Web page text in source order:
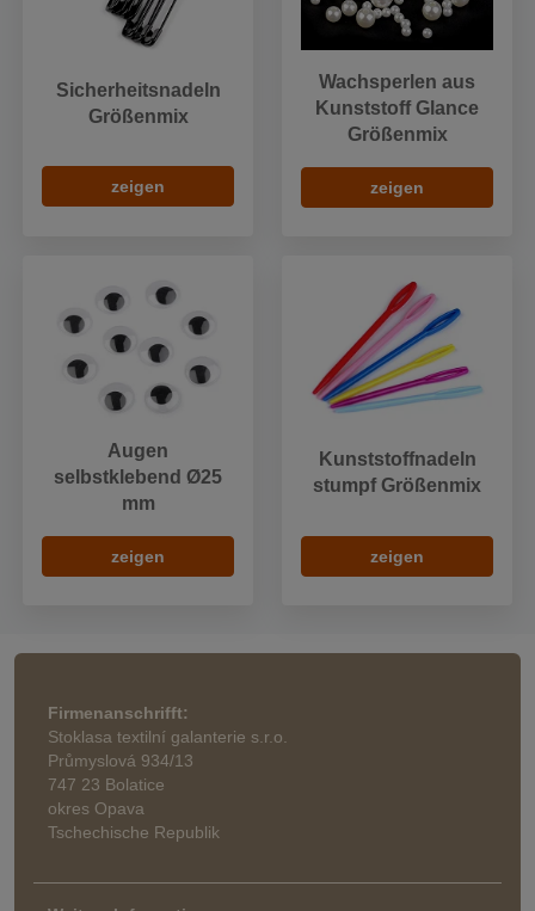
Sicherheitsnadeln
Größenmix
zeigen
Wachsperlen aus
Kunststoff Glance
Größenmix
zeigen
Augen
selbstklebend Ø25
mm
zeigen
Kunststoffnadeln
stumpf Größenmix
zeigen
Firmenanschrifft:
Stoklasa textilní galanterie s.r.o.
Průmyslová 934/13
747 23 Bolatice
okres Opava
Tschechische Republik